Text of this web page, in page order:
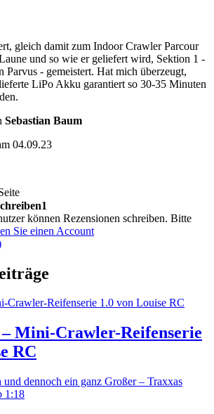
gleich damit zum Indoor Crawler Parcour
und so wie er geliefert wird, Sektion 1 -
Parvus - gemeistert. Hat mich überzeugt,
LiPo Akku garantiert so 30-35 Minuten
Sebastian Baum
04.09.23
können Rezensionen schreiben. Bitte
Sie einen Account
Mini-Crawler-Reifenserie
RC